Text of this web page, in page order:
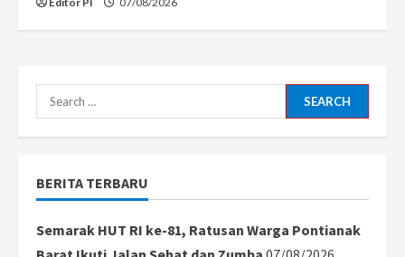
Search
for:
BERITA TERBARU
Semarak HUT RI ke-81, Ratusan Warga Pontianak